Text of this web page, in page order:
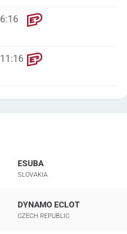
6:16
11 :16
ESUBA
SLOVAKIA
DYNAMO ECLOT
CZECH REPUBLIC